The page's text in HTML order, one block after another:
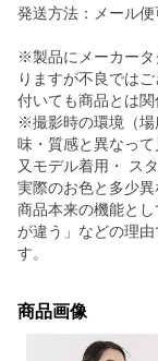
発送方法：メール便
※製品にメーカータ
りますが不良では
付いても商品とは関
※撮影時の環境（場
味・質感と異なって
又モデル着用・ ス
実際のお色と多少異
商品本来の機能と
が違う」などの理
す。
商品画像